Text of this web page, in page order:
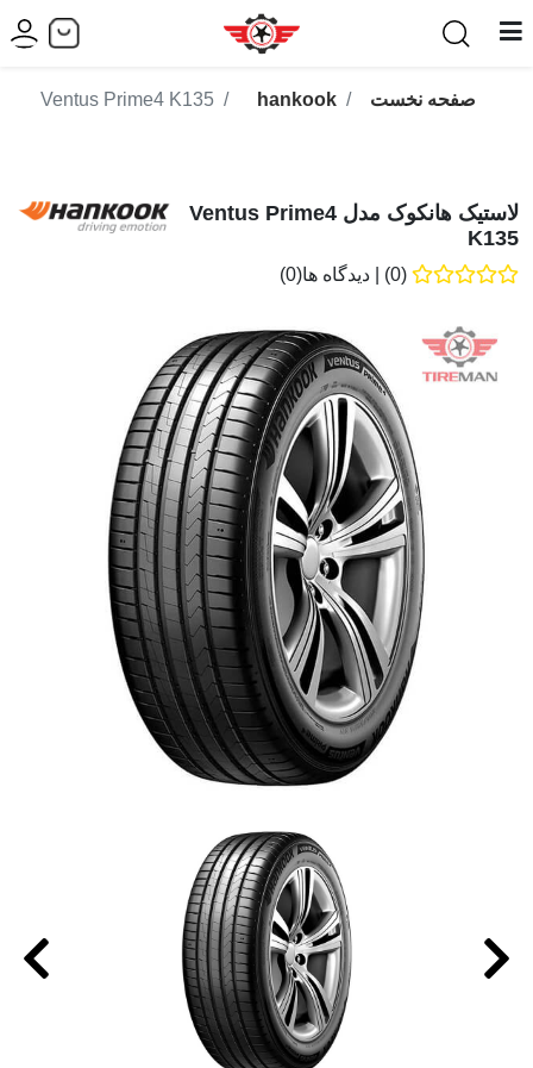
صفحه نخست hankook
Ventus Prime4 K135
لاستیک هانکوک مدل Ventus Prime4
K135
(0) دیدگاه ها(0)